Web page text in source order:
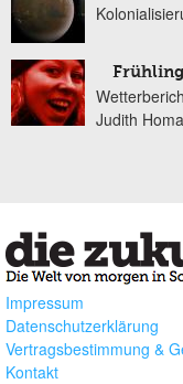
Judith
Impressum
Datenschutzerklärung
Vertragsbestimmung &
Kontakt